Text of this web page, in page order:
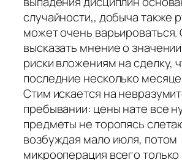
случайности,, добыча также
может очень
высказать мнение о
риски вложениям на сделку,
последние несколько
Стим искается на
пребывании: цены нате все
предметы не торопясь
возбуждая мало июля, потом
микрооперация всего